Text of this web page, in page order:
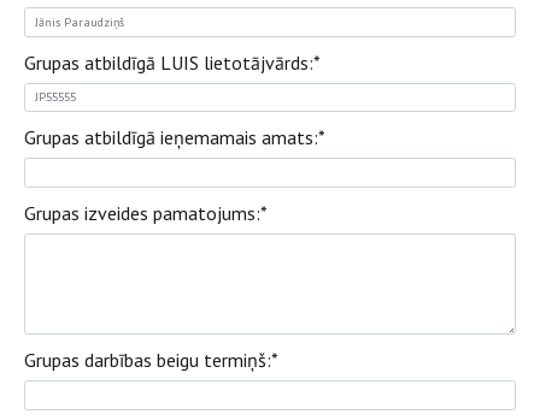
Grupas atbildīgā LUIS lietotājvārds:*
Grupas atbildīgā ieņemamais amats:*
Grupas izveides pamatojums:*
Grupas darbības beigu termiņš:*